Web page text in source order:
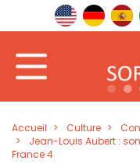
Accueil Culture
Jean-Louis Aubert :
France 4